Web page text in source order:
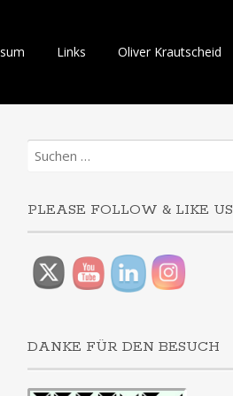
Links Oliver Krautscheid
Suchen
nach:
PLEASE FOLLOW & LIKE US
DANKE FÜR DEN BESUCH